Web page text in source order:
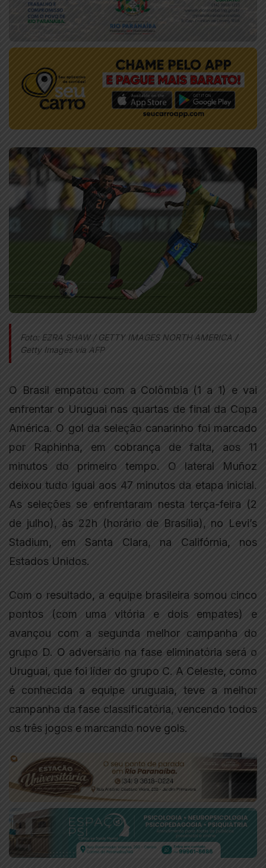
Foto: EZRA SHAW / GETTY IMAGES NORTH AMERICA /
Getty Images via AFP
O Brasil empatou com a Colômbia (1 a 1) e vai
enfrentar o Uruguai nas quartas de final da Copa
América. O gol da seleção canarinho foi marcado
por Raphinha, em cobrança de falta, aos 11
minutos do primeiro tempo. O lateral Muñoz
deixou tudo igual aos 47 minutos da etapa inicial.
As seleções se enfrentaram nesta terça-feira (2
de julho), às 22h (horário de Brasília), no Levi’s
Stadium, em Santa Clara, na Califórnia, nos
Estados Unidos.
Com o resultado, a equipe brasileira somou cinco
pontos (com uma vitória e dois empates) e
avançou com a segunda melhor campanha do
grupo D. O adversário na fase eliminatória será o
Uruguai, que foi líder do grupo C. A Celeste, como
é conhecida a equipe uruguaia, teve a melhor
campanha da fase classificatória, vencendo todos
os três jogos e marcando nove gols.